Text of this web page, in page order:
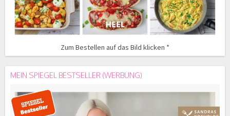
Zum Bestellen auf das Bild klicken *
MEIN SPIEGEL BESTSELLER (WERBUNG)